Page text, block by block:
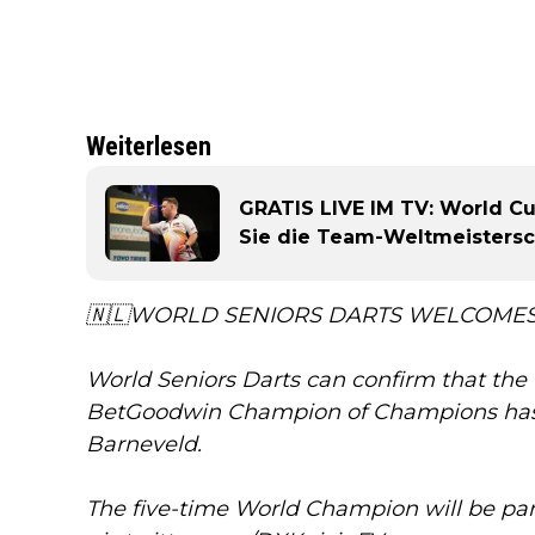
Weiterlesen
GRATIS LIVE IM TV: World
Sie die Team-
🇳🇱WORLD SENIORS DARTS
World Seniors Darts can confirm that
BetGoodwin Champion of Champions
Barneveld.
The five-time World Champion will be